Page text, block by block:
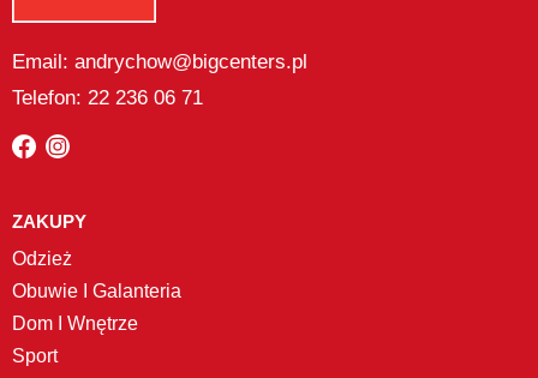
Email: andrychow@bigcenters.pl
Telefon: 22 236 06 71
ZAKUPY
Odzież
Obuwie I Galanteria
Dom I Wnętrze
Sport